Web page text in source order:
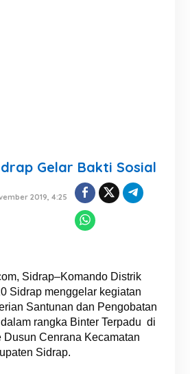
Gelar Bakti Sosial
2019, 4:25
Sidrap–Komando Distrik
Sidrap menggelar kegiatan
Santunan dan Pengobatan
rangka Binter Terpadu di
Dusun Cenrana Kecamatan
Sidrap.